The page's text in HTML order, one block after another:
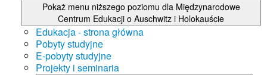
Pokaż menu niższego poziomu dla Międzynarodowe
Centrum Edukacji o Auschwitz i Holokauście
Edukacja - strona główna
Pobyty studyjne
E-pobyty studyjne
Projekty i seminaria